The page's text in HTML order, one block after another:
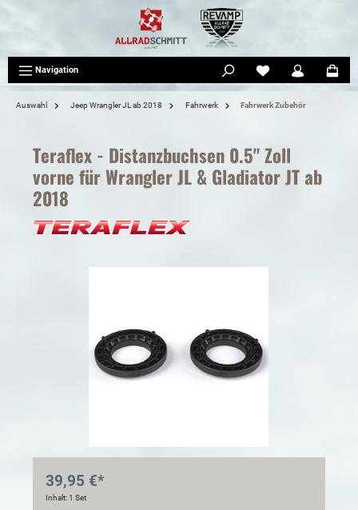
Navigation
Auswahl Jeep Wrangler JL ab 2018 Fahrwerk Fahrwerk Zubehör
Teraflex - Distanzbuchsen 0.5" Zoll
vorne für Wrangler JL & Gladiator JT ab
2018
39,95 €*
Inhalt:1 Set